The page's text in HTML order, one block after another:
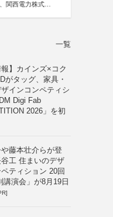
関西電力株式会
一覧
報】カインズ×コク
がタッグ、家具・
インコンペティシ
Digi Fab
2026」を初
藤本壮介らが登
工 住まいのデザ
ティション 20回
講演会」が8月19日